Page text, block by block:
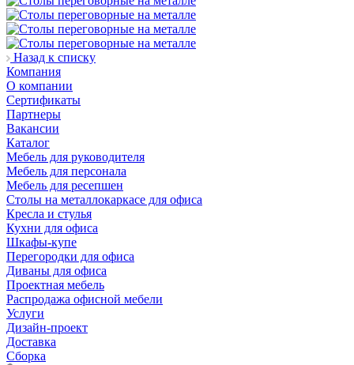
Назад к списку
Компания
О компании
Сертификаты
Партнеры
Вакансии
Каталог
Мебель для руководителя
Мебель для персонала
Мебель для ресепшен
Столы на металлокаркасе для офиса
Кресла и стулья
Кухни для офиса
Шкафы-купе
Перегородки для офиса
Диваны для офиса
Проектная мебель
Распродажа офисной мебели
Услуги
Дизайн-проект
Доставка
Сборка